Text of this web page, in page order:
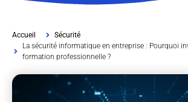
Accueil
Sécurité
La sécurité informatique en entreprise : Pourquoi
formation professionnelle ?